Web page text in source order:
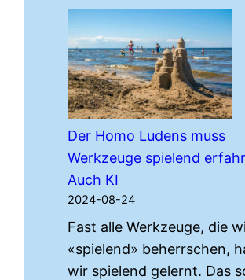
Der Homo Ludens muss
Werkzeuge spielend
Auch KI
2024-08-24
Fast alle Werkzeuge, die
«spielend» beherrschen,
wir spielend gelernt. Das